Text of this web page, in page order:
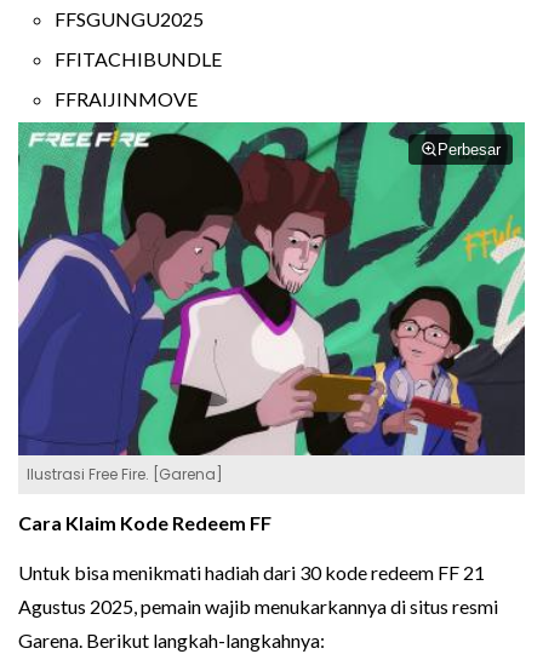
FFSGUNGU2025
FFITACHIBUNDLE
FFRAIJINMOVE
Perbesar
Ilustrasi Free Fire. [Garena]
Cara Klaim Kode Redeem FF
Untuk bisa menikmati hadiah dari 30 kode redeem FF 21
Agustus 2025, pemain wajib menukarkannya di situs resmi
Garena. Berikut langkah-langkahnya: